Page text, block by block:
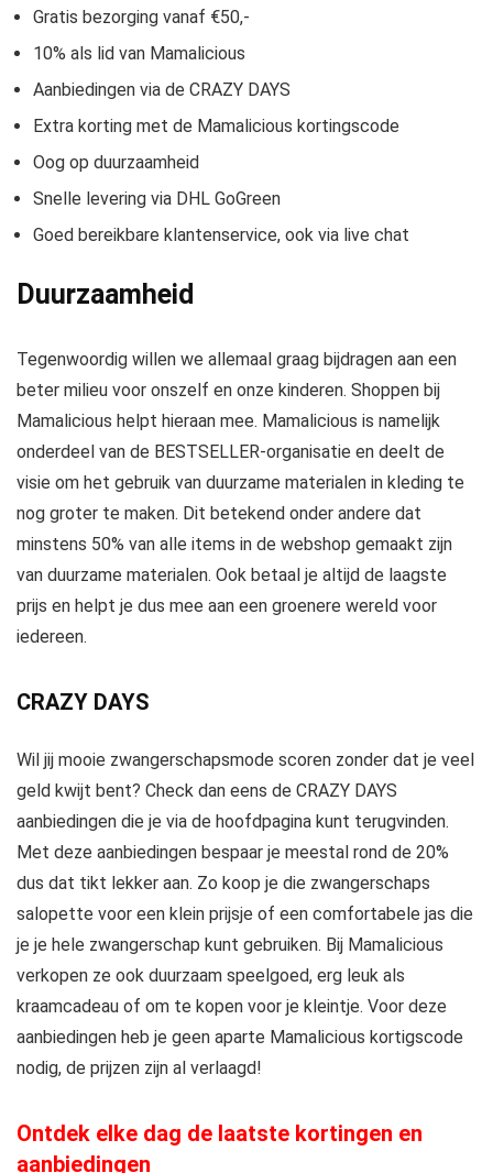
Gratis bezorging vanaf €50,-
10% als lid van Mamalicious
Aanbiedingen via de CRAZY DAYS
Extra korting met de Mamalicious kortingscode
Oog op duurzaamheid
Snelle levering via DHL GoGreen
Goed bereikbare klantenservice, ook via live chat
Duurzaamheid
Tegenwoordig willen we allemaal graag bijdragen aan een
beter milieu voor onszelf en onze kinderen. Shoppen bij
Mamalicious helpt hieraan mee. Mamalicious is namelijk
onderdeel van de BESTSELLER-organisatie en deelt de
visie om het gebruik van duurzame materialen in kleding te
nog groter te maken. Dit betekend onder andere dat
minstens 50% van alle items in de webshop gemaakt zijn
van duurzame materialen. Ook betaal je altijd de laagste
prijs en helpt je dus mee aan een groenere wereld voor
iedereen.
CRAZY DAYS
Wil jij mooie zwangerschapsmode scoren zonder dat je veel
geld kwijt bent? Check dan eens de CRAZY DAYS
aanbiedingen die je via de hoofdpagina kunt terugvinden.
Met deze aanbiedingen bespaar je meestal rond de 20%
dus dat tikt lekker aan. Zo koop je die zwangerschaps
salopette voor een klein prijsje of een comfortabele jas die
je je hele zwangerschap kunt gebruiken. Bij Mamalicious
verkopen ze ook duurzaam speelgoed, erg leuk als
kraamcadeau of om te kopen voor je kleintje. Voor deze
aanbiedingen heb je geen aparte Mamalicious kortigscode
nodig, de prijzen zijn al verlaagd!
Ontdek elke dag de laatste kortingen en
aanbiedingen